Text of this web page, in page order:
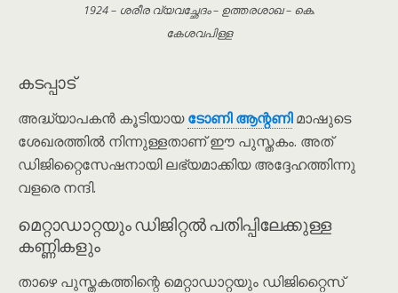
1924 – ശരീര വ്യവച്ഛേദം – ഉത്തരശാഖ – കെ.
കേശവപിള്ള
കടപ്പാട്
അദ്ധ്യാപകൻ കൂടിയായടോണി ആന്റണിമാഷുടെ
ശേഖരത്തിൽ നിന്നുള്ളതാണ് ഈ പുസ്തകം. അത്
ഡിജിറ്റൈസേഷനായി ലഭ്യമാക്കിയ അദ്ദേഹത്തിന്നു
വളരെ നന്ദി.
മെറ്റാഡാറ്റയും ഡിജിറ്റൽ പതിപ്പിലേക്കുള്ള
കണ്ണികളും
താഴെ പുസ്തകത്തിന്റെ മെറ്റാഡാറ്റയും ഡിജിറ്റൈസ്